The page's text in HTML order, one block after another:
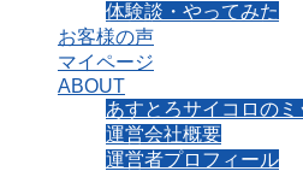
体験談・やってみた
お客様の声
マイページ
ABOUT
あすとろサイコロのミ
運営会社概要
運営者プロフィール